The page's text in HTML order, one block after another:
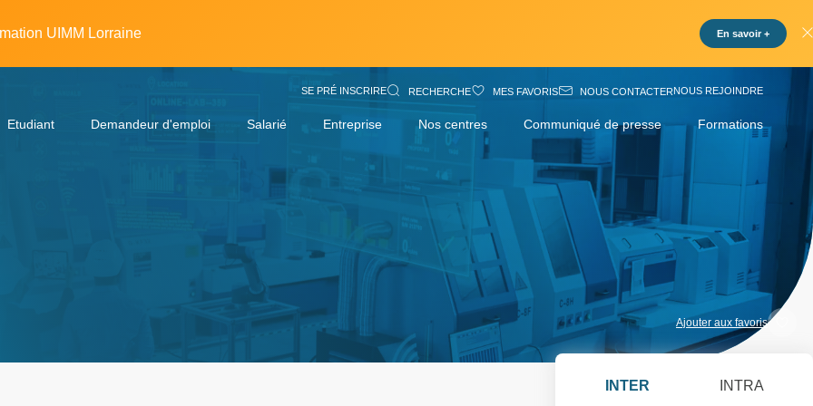
UIMM Lorraine En savoir +
SE PRÉ INSCRIRE RECHERCHE MES FAVORIS NOUS CONTACTERNOUS REJOINDRE
Etudiant Demandeur d'emploi Salarié Entreprise Nos centres Communiqué de presse Formations
Ajouter aux favoris
INTER INTRA